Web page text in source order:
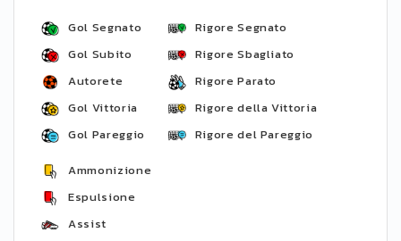
Gol Segnato
Gol Subito
Autorete
Gol Vittoria
Gol Pareggio
Rigore Segnato
Rigore Sbagliato
Rigore Parato
Rigore della Vittoria
Rigore del Pareggio
Ammonizione
Espulsione
Assist